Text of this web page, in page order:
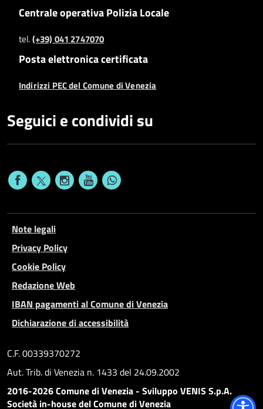
Centrale operativa Polizia Locale
tel.(+39) 041 2747070
Posta elettronica certificata
Indirizzi PEC del Comune di Venezia
Seguici e condividi su
Note legali
Privacy Policy
Cookie Policy
Redazione Web
IBAN pagamenti al Comune di Venezia
Dichiarazione di accessibilità
C.F. 00339370272
Aut. Trib. di Venezia n. 1433 del 24.09.2002
2016-2026 Comune di Venezia - Sviluppo VENIS S.p.A.
Società in-house del Comune di Venezia